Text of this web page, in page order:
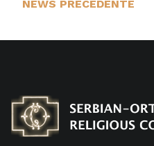
NEWS PRECEDENTE